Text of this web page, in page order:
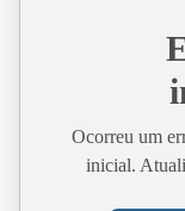
Ocorreu um
inicial.